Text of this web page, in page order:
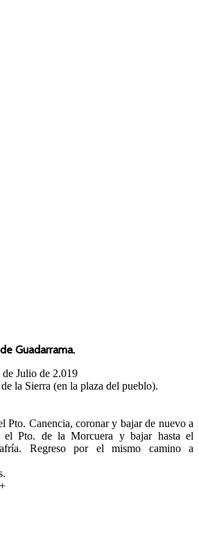
Guadarrama.
de Julio de 2.019
la Sierra (en la plaza del pueblo).
Pto. Canencia, coronar y bajar de nuevo a
el Pto. de la Morcuera y bajar hasta el
Regreso por el mismo camino a